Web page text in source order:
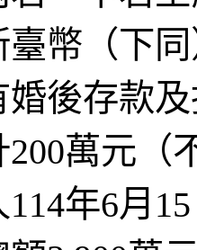
幣（下
後存款
萬元（
年6月